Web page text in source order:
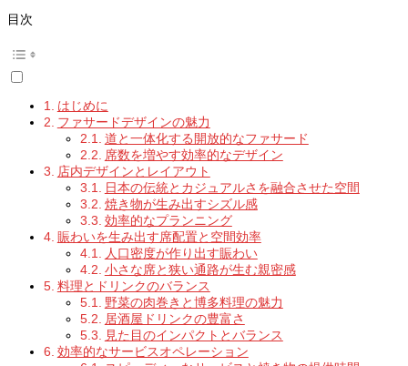
目次
はじめに
ファサードデザインの魅力
道と一体化する開放的なファサード
席数を増やす効率的なデザイン
店内デザインとレイアウト
日本の伝統とカジュアルさを融合させた空間
焼き物が生み出すシズル感
効率的なプランニング
賑わいを生み出す席配置と空間効率
人口密度が作り出す賑わい
小さな席と狭い通路が生む親密感
料理とドリンクのバランス
野菜の肉巻きと博多料理の魅力
居酒屋ドリンクの豊富さ
見た目のインパクトとバランス
効率的なサービスオペレーション